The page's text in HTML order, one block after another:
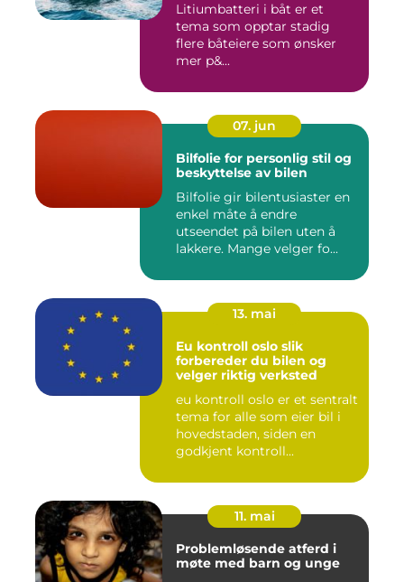
Litiumbatteri i båt er et
tema som opptar stadig
flere båteiere som ønsker
mer p&...
07. jun
Bilfolie for personlig stil og
beskyttelse av bilen
Bilfolie gir bilentusiaster en
enkel måte å endre
utseendet på bilen uten å
lakkere. Mange velger fo...
13. mai
Eu kontroll oslo slik
forbereder du bilen og
velger riktig verksted
eu kontroll oslo er et sentralt
tema for alle som eier bil i
hovedstaden, siden en
godkjent kontroll...
11. mai
Problemløsende atferd i
møte med barn og unge